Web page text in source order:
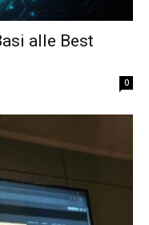
alle Best
0